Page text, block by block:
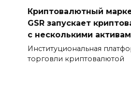
Криптовалютный
GSR запускает
с несколькими
Институциональная
торговли криптовалютой